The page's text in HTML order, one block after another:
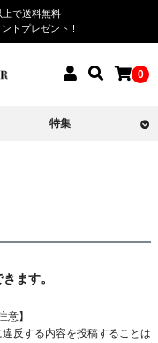
上で送料無料
トプレゼント!!
0
特集
ます。
意】
反する内容を投稿することは